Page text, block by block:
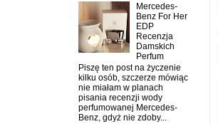
Mercedes-
Benz For Her
EDP
Recenzja
Damskich
Perfum
Piszę ten post na życzenie
kilku osób, szczerze mówiąc
nie miałam w planach
pisania recenzji wody
perfumowanej Mercedes-
Benz, gdyż nie zdoby...